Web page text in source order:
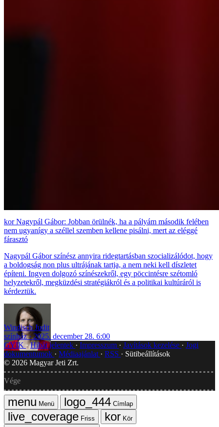
Nagypál Gábor: Jobban örülnék, ha a pályám második felében
nem ugyanígy a széllel szemben kellene pisálni, mert az eléggé
fárasztó
Nagypál Gábor színész annyira ridegtartásban szocializálódot, hogy
a boldogság non plus ultrájának tartja, a nem neki kell díszletet
építeni. Ingyen dolgozó színészekről, egy pöccintésre szétomló
helyzetekről, megküzdési stratégiákról és a politikai kultúráról is
kérdeztük.
Windisch Judit
színház
2025. december 28. 6:00
GYIK Hibát jelentek Impresszum Javítások kezelése
Jogi
dokumentumok
Médiaajánlat RSS
Sütibeállítások
© 2026 Magyar Jeti Zrt.
Vége
Menü
Címlap
Friss
Kör